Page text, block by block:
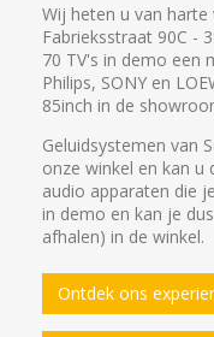
Wij heten u van
Fabrieksstraat 90C -
70 TV's in demo een
Philips, SONY en
85inch in de
Geluidsystemen van
onze winkel en kan u
audio apparaten die
in demo en kan je
afhalen) in de winkel.
Ontdek ons